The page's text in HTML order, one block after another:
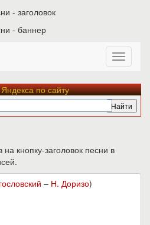
по сайту
кнопку-заголовок песни в
– Н. Доризо)